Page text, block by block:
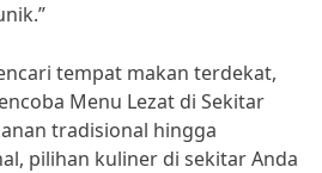
tempat makan terdekat,
Menu Lezat di Sekitar
tradisional hingga
pilihan kuliner di sekitar Anda